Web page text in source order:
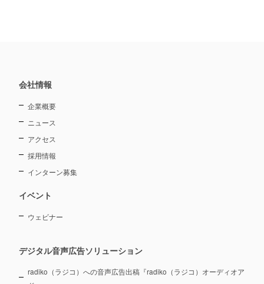
会社情報
企業概要
ニュース
アクセス
採用情報
インターン募集
イベント
ウェビナー
デジタル音声広告ソリューション
radiko（ラジコ）への音声広告出稿『radiko（ラジコ）オーディオア